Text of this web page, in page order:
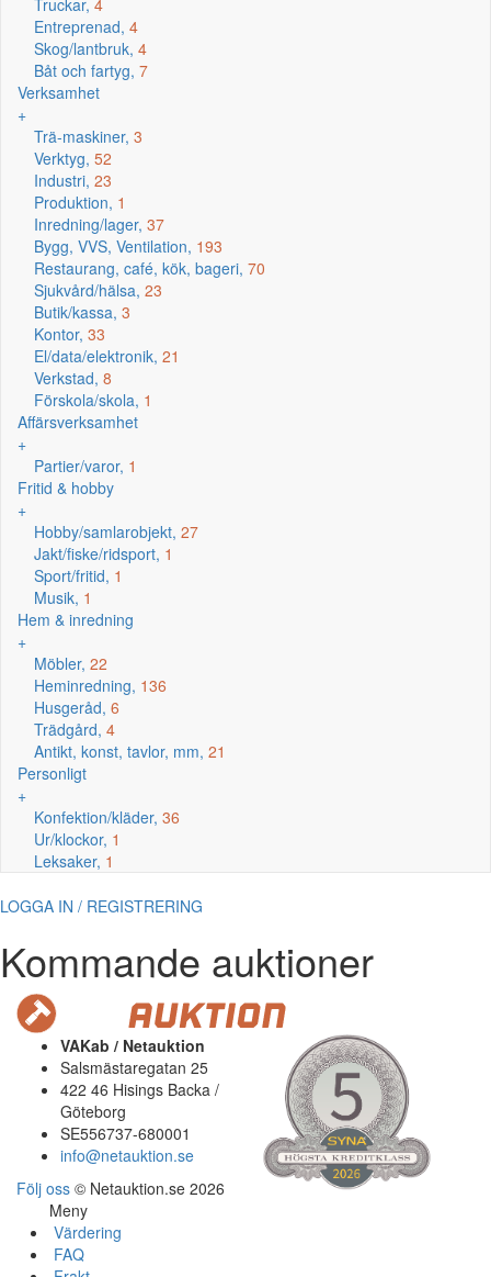
Truckar, 4
Entreprenad, 4
Skog/lantbruk, 4
Båt och fartyg, 7
Verksamhet
+
Trä-maskiner, 3
Verktyg, 52
Industri, 23
Produktion, 1
Inredning/lager, 37
Bygg, VVS, Ventilation, 193
Restaurang, café, kök, bageri, 70
Sjukvård/hälsa, 23
Butik/kassa, 3
Kontor, 33
El/data/elektronik, 21
Verkstad, 8
Förskola/skola, 1
Affärsverksamhet
+
Partier/varor, 1
Fritid & hobby
+
Hobby/samlarobjekt, 27
Jakt/fiske/ridsport, 1
Sport/fritid, 1
Musik, 1
Hem & inredning
+
Möbler, 22
Heminredning, 136
Husgeråd, 6
Trädgård, 4
Antikt, konst, tavlor, mm, 21
Personligt
+
Konfektion/kläder, 36
Ur/klockor, 1
Leksaker, 1
LOGGA IN / REGISTRERING
Kommande auktioner
VAKab / Netauktion
Salsmästaregatan 25
422 46 Hisings Backa /
Göteborg
SE556737-680001
info@netauktion.se
Följ oss © Netauktion.se 2026
Meny
Värdering
FAQ